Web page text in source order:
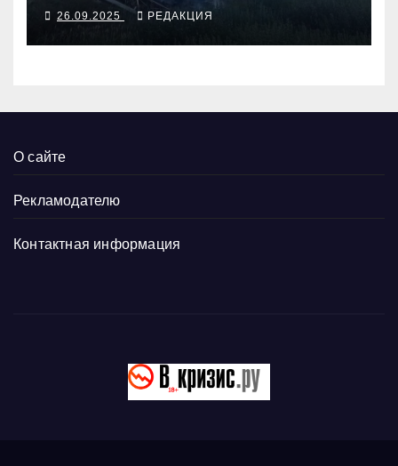
26.09.2025 РЕДАКЦИЯ
О сайте
Рекламодателю
Контактная информация